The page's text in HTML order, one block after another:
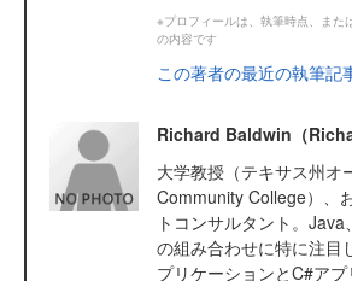
※プロフィールは、執筆時点、また
の内容です
この著者の最近の執筆記
Richard Baldwin（
大学教授（テキサス州オ
Community College）、
トコンサルタント。
の組み合わせに特に注目
プリケーションとC#アプ